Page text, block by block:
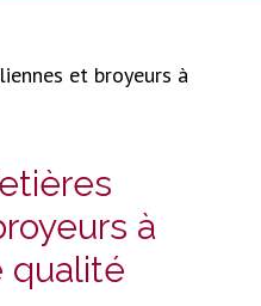
et broyeurs à
à
qualité